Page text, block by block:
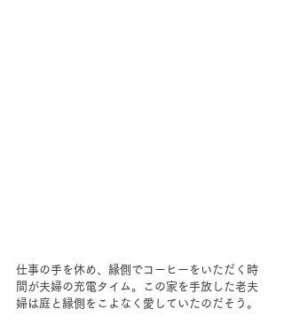
仕事の手を休め、縁側でコーヒーをいただく時
間が夫婦の充電タイム。この家を手放した老夫
婦は庭と縁側をこよなく愛していたのだそう。